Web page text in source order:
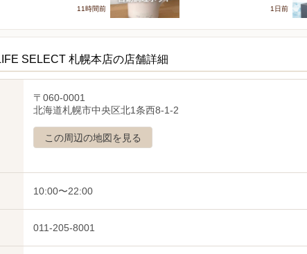
11時間前 1日前
SELECT 札幌本店の店舗詳細
〒060-0001
北海道札幌市中央区北1条西8-1-2
この周辺の地図を見る
10:00〜22:00
011-205-8001